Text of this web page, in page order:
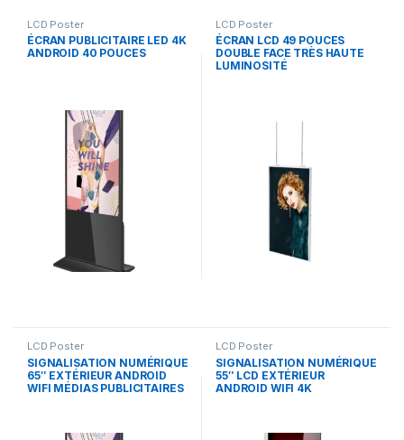
LCD Poster
ÉCRAN PUBLICITAIRE LED 4K
ANDROID 40 POUCES
LCD Poster
ÉCRAN LCD 49 POUCES
DOUBLE FACE TRÈS HAUTE
LUMINOSITÉ
LCD Poster
SIGNALISATION NUMÉRIQUE
65″ EXTÉRIEUR ANDROID
WIFI MÉDIAS PUBLICITAIRES
LCD Poster
SIGNALISATION NUMÉRIQUE
55″ LCD EXTÉRIEUR
ANDROID WIFI 4K